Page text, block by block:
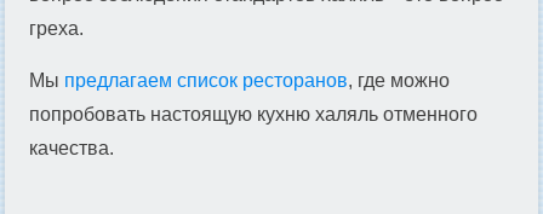
греха.
Мы предлагаем список ресторанов, где можно
попробовать настоящую кухню халяль отменного
качества.